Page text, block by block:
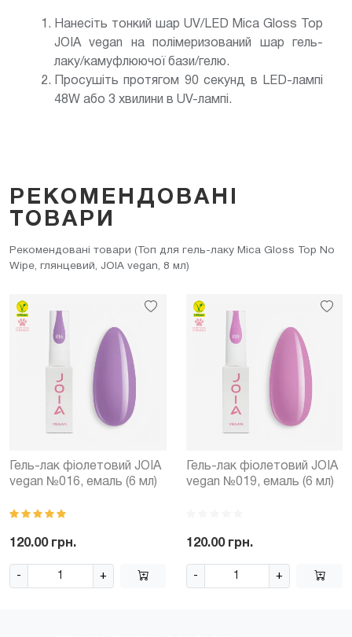
Нанесіть тонкий шар UV/LED Mica Gloss Top
JOIA vegan на полімеризований шар гель-
лаку/камуфлюючої бази/гелю.
Просушіть протягом 90 секунд в LED-лампі
48W або 3 хвилини в UV-лампі.
РЕКОМЕНДОВАНІ
ТОВАРИ
Рекомендовані товари (Топ для гель-лаку Mica Gloss Top No
Wipe, глянцевий, JOIA vegan, 8 мл)
Гель-лак фіолетовий JOIA
vegan №016, емаль (6 мл)
120.00 грн.
- +
Гель-лак фіолетовий JOIA
vegan №019, емаль (6 мл)
120.00 грн.
- +